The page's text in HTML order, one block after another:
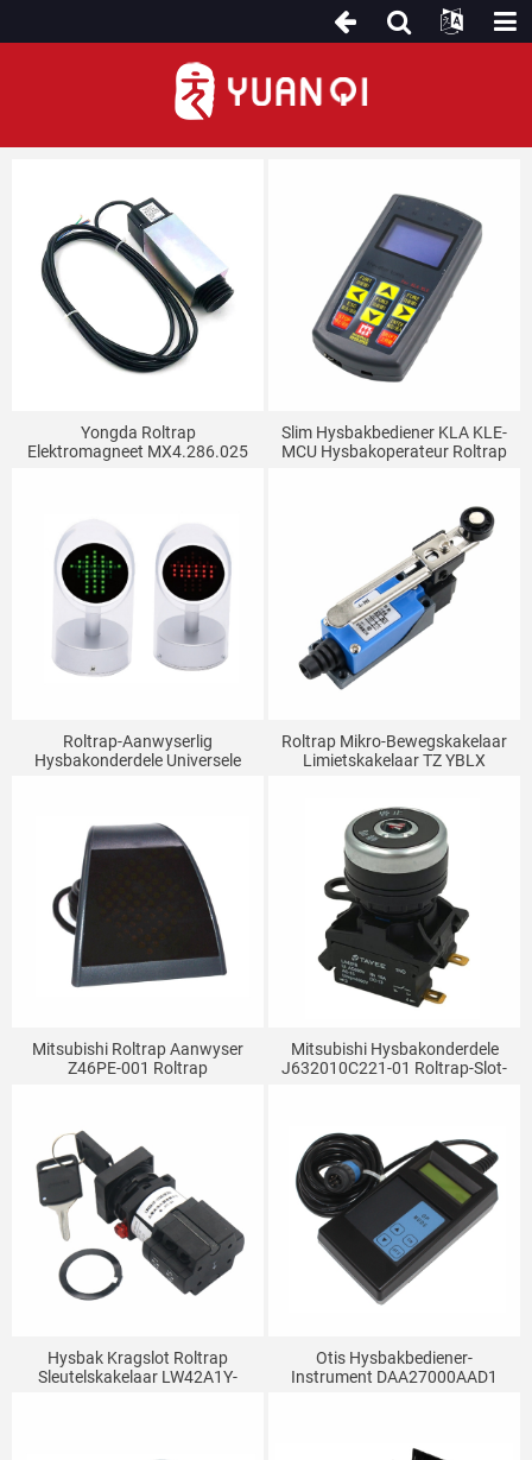
Yongda Roltrap
Elektromagneet MX4.286.025
Slim Hysbakbediener KLA KLE-
MCU Hysbakoperateur Roltrap
Roltrap-Aanwyserlig
Hysbakonderdele Universele
Roltrap Mikro-Bewegskakelaar
Limietskakelaar TZ YBLX
Mitsubishi Roltrap Aanwyser
Z46PE-001 Roltrap
Mitsubishi Hysbakonderdele
J632010C221-01 Roltrap-Slot-
Hysbak Kragslot Roltrap
Sleutelskakelaar LW42A1Y-
Otis Hysbakbediener-
Instrument DAA27000AAD1